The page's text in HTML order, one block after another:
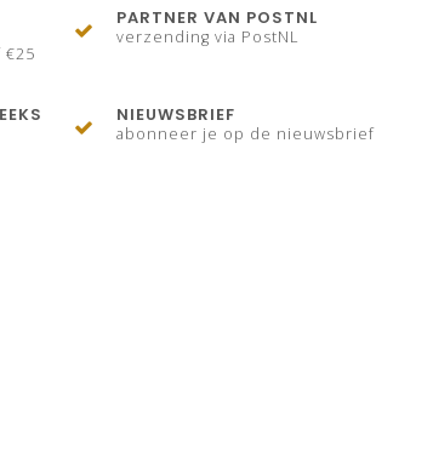
PARTNER VAN POSTNL
verzending via PostNL
NIEUWSBRIEF
abonneer je op de nieuwsbrief